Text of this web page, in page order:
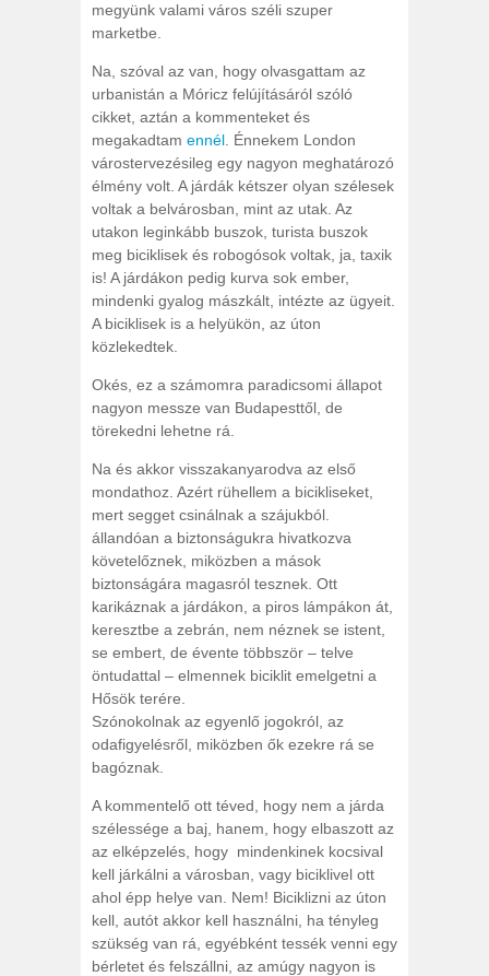
megyünk valami város széli szuper
marketbe.
Na, szóval az van, hogy olvasgattam az
urbanistán a Móricz felújításáról szóló
cikket, aztán a kommenteket és
megakadtam ennél . Énnekem London
várostervezésileg egy nagyon meghatározó
élmény volt. A járdák kétszer olyan szélesek
voltak a belvárosban, mint az utak. Az
utakon leginkább buszok, turista buszok
meg biciklisek és robogósok voltak, ja, taxik
is! A járdákon pedig kurva sok ember,
mindenki gyalog mászkált, intézte az ügyeit.
A biciklisek is a helyükön, az úton
közlekedtek.
Okés, ez a számomra paradicsomi állapot
nagyon messze van Budapesttől, de
törekedni lehetne rá.
Na és akkor visszakanyarodva az első
mondathoz. Azért rühellem a bicikliseket,
mert segget csinálnak a szájukból.
állandóan a biztonságukra hivatkozva
követelőznek, miközben a mások
biztonságára magasról tesznek. Ott
karikáznak a járdákon, a piros lámpákon át,
keresztbe a zebrán, nem néznek se istent,
se embert, de évente többször – telve
öntudattal – elmennek biciklit emelgetni a
Hősök terére.
Szónokolnak az egyenlő jogokról, az
odafigyelésről, miközben ők ezekre rá se
bagóznak.
A kommentelő ott téved, hogy nem a járda
szélessége a baj, hanem, hogy elbaszott az
az elképzelés, hogy mindenkinek kocsival
kell járkálni a városban, vagy biciklivel ott
ahol épp helye van. Nem! Biciklizni az úton
kell, autót akkor kell használni, ha tényleg
szükség van rá, egyébként tessék venni egy
bérletet és felszállni, az amúgy nagyon is